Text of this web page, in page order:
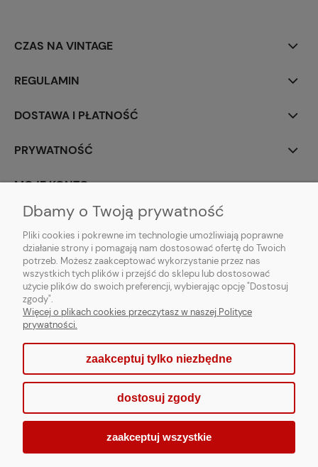
CZAS NA VINTAGE
REGULAMIN
DOSTAWA I PŁATNOŚĆ
PRYWATNOŚĆ
MOJE KONTO
PARTNERZY
Sklep internetowy Shoper.pl
Dbamy o Twoją prywatność
Pliki cookies i pokrewne im technologie umożliwiają poprawne
działanie strony i pomagają nam dostosować ofertę do Twoich
potrzeb. Możesz zaakceptować wykorzystanie przez nas
wszystkich tych plików i przejść do sklepu lub dostosować
użycie plików do swoich preferencji, wybierając opcję "Dostosuj
zgody".
Więcej o plikach cookies przeczytasz w naszej Polityce
prywatności.
zaakceptuj tylko niezbędne
dostosuj zgody
zaakceptuj wszystkie